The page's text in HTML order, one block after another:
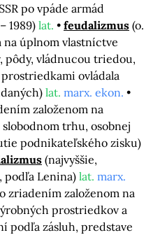
po vpáde armád
1989) lat. feudalizmus (o.
na úplnom vlastníctve
vládnucou triedou,
ovládala
lat. marx. ekon.
založenom na
trhu, osobnej
podnikateľského zisku)
(najvyššie,
podľa Lenina) lat. marx.
zriadením založenom na
prostriedkov a
podľa zásluh, predstave